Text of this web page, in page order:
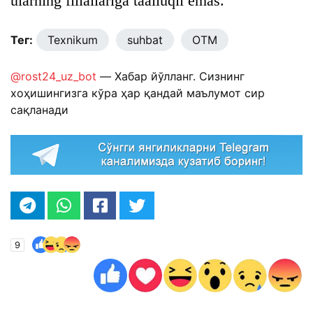
Тег: Texnikum suhbat OTM
@rost24_uz_bot — Хабар йўлланг. Сизнинг
хоҳишингизга кўра ҳар қандай маълумот сир
сақланади
9